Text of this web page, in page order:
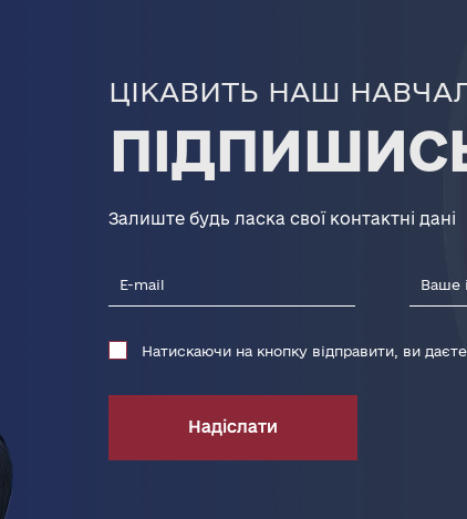
ЦІКАВИТЬ НАШ
Залиште будь ласка свої контактні дані
Натискаючи на кнопку відправити, ви
Надіслати